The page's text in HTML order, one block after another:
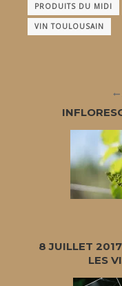
PRODUITS DU MIDI
VIN TOULOUSAIN
8 JUILLET
LES